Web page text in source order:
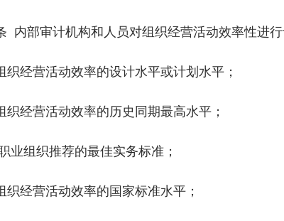
部审计机构和人员对组织经营活动效率性进行
经营活动效率的设计水平或计划水平；
经营活动效率的历史同期最高水平；
组织推荐的最佳实务标准；
经营活动效率的国家标准水平；